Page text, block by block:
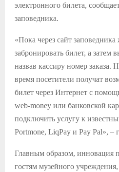
электронного билета,
заповедника.
«Пока через сайт
забронировать билет, а затем
назвав кассиру номер
время посетители получат
билет через Интернет с
web-money или банковской
подключить услугу к
Portmone, LiqPay и Pay Pal», –
Главным образом, инновация
гостям музейного